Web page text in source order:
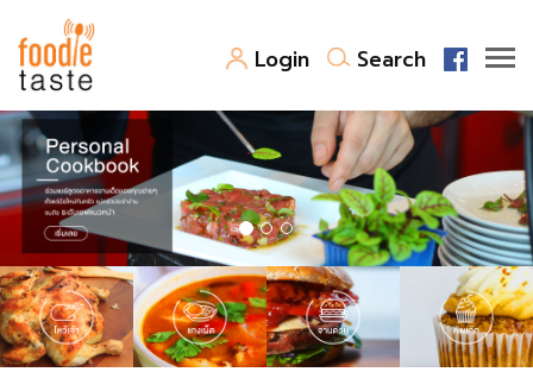
Login Search
สูตรอาหาร
สูตรอาหารล่าสุด
Top Foodie
พาไปชิม
สารพันก้นครัว
เคล็ดลับน่ารู้
FoodPedia